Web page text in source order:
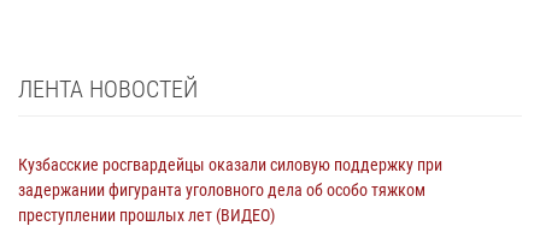
ЛЕНТА НОВОСТЕЙ
Кузбасские росгвардейцы оказали силовую поддержку при
задержании фигуранта уголовного дела об особо тяжком
преступлении прошлых лет (ВИДЕО)